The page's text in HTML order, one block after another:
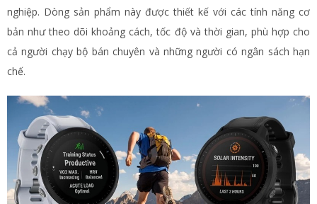
nghiệp. Dòng sản phẩm này được thiết kế với các tính năng cơ
bản như theo dõi khoảng cách, tốc độ và thời gian, phù hợp cho
cả người chạy bộ bán chuyên và những người có ngân sách hạn
chế.